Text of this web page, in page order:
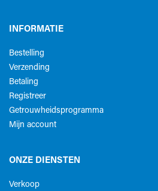
INFORMATIE
Bestelling
Verzending
Betaling
Registreer
Getrouwheidsprogramma
Mijn account
ONZE DIENSTEN
Verkoop